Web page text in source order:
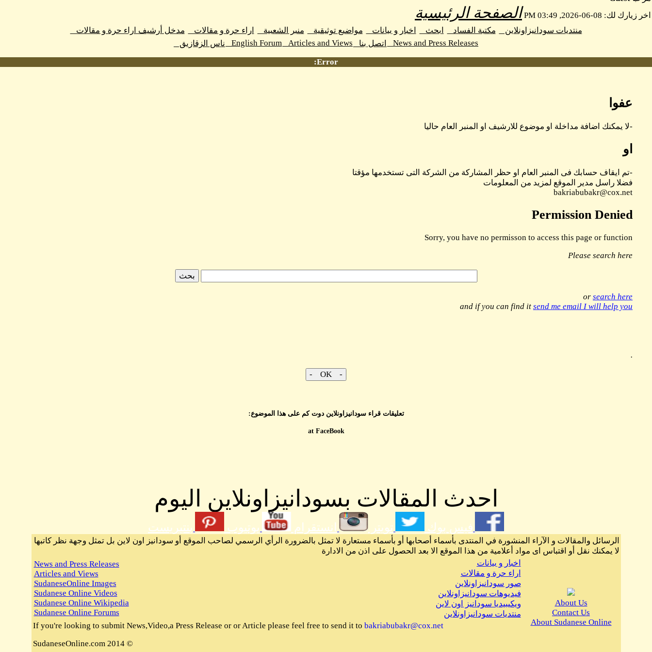
اخر زيارك لك: 08-06-2026, 03:49 PM
الصفحة الرئيسية
منتديات سودانيزاونلاين مكتبة الفساد ابحث اخبار و بيانات مواضيع توثيقية منبر الشعبية اراء حرة و مقالات
مدخل أرشيف اراء حرة و مقالات
News and Press Releases
اتصل بنا Articles and Views
English Forum ناس الزقازيق
Error:
عفوا
-لا يمكنك اضافة مداخلة او موضوع للارشيف او المنبر العام حاليا
او
-تم ايقاف حسابك فى المنبر العام او حظر المشاركة من الشركة التى تستخدمها مؤقتا
فضلا راسل مدير الموقع لمزيد من المعلومات
bakriabubakr@cox.net
Permission Denied
Sorry, you have no permisson to access this page or function
Please search here
or search here
and if you can find it send me email I will help you
.
تعليقات قراء سودانيزاونلاين دوت كم على هذا الموضوع:
at FaceBook
احدث المقالات بسودانيزاونلاين اليوم
فيس بوك تويتر انستقرام يوتيوب بنتيريست
الرسائل والمقالات و الآراء المنشورة في المنتدى بأسماء أصحابها أو بأسماء مستعارة لا تمثل بالضرورة الرأي الرسمي لصاحب الموقع أو سودانيز اون لاين بل تمثل وجهة نظر كاتبها
لا يمكنك نقل أو اقتباس اى مواد أعلامية من هذا الموقع الا بعد الحصول على اذن من الادارة
About Us
Contact Us
About Sudanese Online
اخبار و بيانات
اراء حرة و مقالات
صور سودانيزاونلاين
فيديوهات سودانيزاونلاين
ويكيبيديا سودانيز اون لاين
منتديات سودانيزاونلاين
News and Press Releases
Articles and Views
SudaneseOnline Images
Sudanese Online Videos
Sudanese Online Wikipedia
Sudanese Online Forums
If you're looking to submit News,Video,a Press Release or or Article please feel free to send it to bakriabubakr@cox.net
© 2014 SudaneseOnline.com